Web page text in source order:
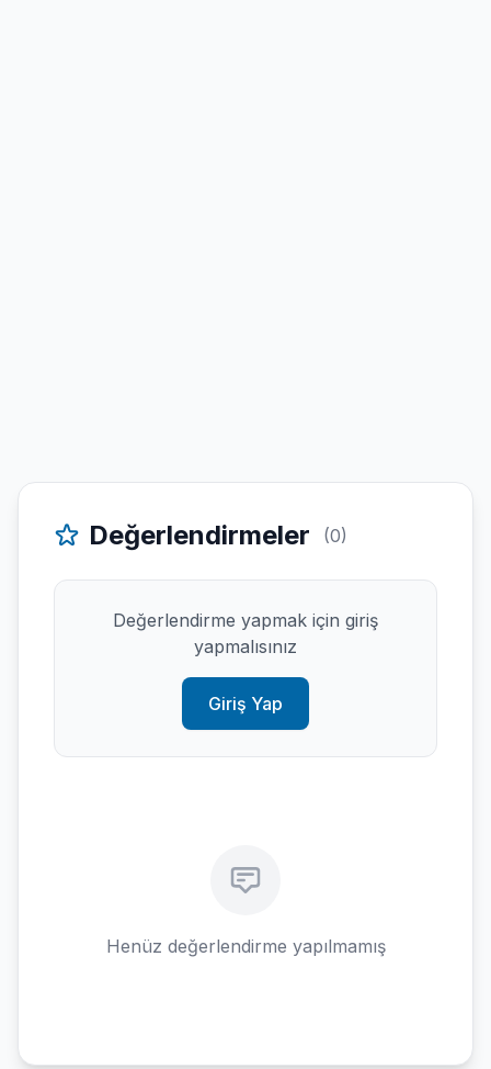
Değerlendirmeler (0)
Değerlendirme yapmak için giriş
yapmalısınız
Giriş Yap
Henüz değerlendirme yapılmamış